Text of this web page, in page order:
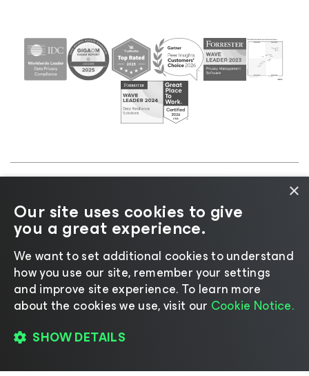
|
Aviso de Cookies|Jurídico|Política de
licenciamento |Recursos para Fornecedores
Mudar idioma
×
Our site uses cookies to give
you a great experience.
We want to set additional cookies to understand
how you use our site, remember your settings
and improve site experience. ​To learn more
about the cookies we use, visit our Cookie Notice.
SHOW DETAILS